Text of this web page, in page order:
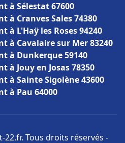
à Sélestat 67600
à Cranves Sales 74380
à L'Haÿ les Roses 94240
à Cavalaire sur Mer 83240
à Dunkerque 59140
à Jouy en Josas 78350
à Sainte Sigolène 43600
à Pau 64000
22.fr. Tous droits réservés -